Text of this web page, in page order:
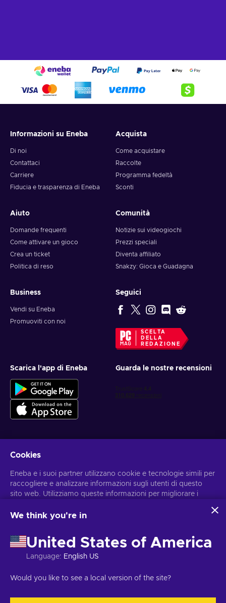
Informazioni su Eneba
Di noi
Contattaci
Carriere
Fiducia e trasparenza di Eneba
Acquista
Come acquistare
Raccolte
Programma fedeltà
Sconti
Aiuto
Domande frequenti
Come attivare un gioco
Crea un ticket
Politica di reso
Comunità
Notizie sui videogiochi
Prezzi speciali
Diventa affiliato
Snakzy: Gioca e Guadagna
Business
Vendi su Eneba
Promuoviti con noi
Seguici
SCELTA
DELLA
REDAZIONE
Scarica l'app di Eneba Guarda le nostre recensioni
Ottieni offerte di gioco personalizzate
Iscriviti
Puoi annullare l'iscrizione in qualsiasi momento. Visital'informativa
Copyright © 2026 Eneba. Tutti i diritti sono riservati. JSC ‘’Helis play’’,
Cookies
Eneba e i suoi partner utilizzano cookie e tecnologie simili per
raccogliere e analizzare informazioni sugli utenti di questo
sito web. Utilizziamo queste informazioni per migliorare i
personali potrebbero anche essere usati per personalizzare
Cliccando su “Accetta tutto”, acconsenti all'uso di queste
tecnologie da parte di Eneba e dei suoi partner. Puoi
modificare il tuo consenso cliccando su “Personalizza”.
da parte di Google, consulta Sicurezza e privacy di Google
We think you're in
United States of America
Language: English US
Would you like to see a local version of the site?